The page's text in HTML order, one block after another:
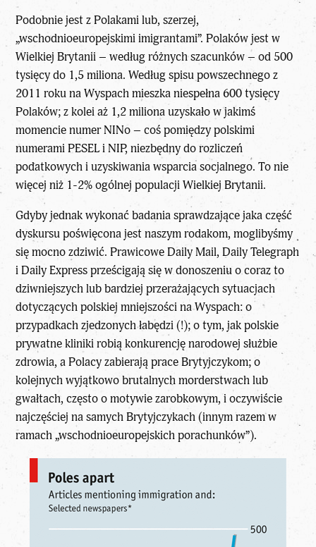
Podobnie jest z Polakami lub, szerzej,
„wschodnioeuropejskimi imigrantami”. Polaków jest w
Wielkiej Brytanii – według różnych szacunków – od 500
tysięcy do 1,5 miliona. Według spisu powszechnego z
2011 roku na Wyspach mieszka niespełna 600 tysięcy
Polaków; z kolei aż 1,2 miliona uzyskało w jakimś
momencie numer NINo – coś pomiędzy polskimi
numerami PESEL i NIP, niezbędny do rozliczeń
podatkowych i uzyskiwania wsparcia socjalnego. To nie
więcej niż 1-2% ogólnej populacji Wielkiej Brytanii.
Gdyby jednak wykonać badania sprawdzające jaka część
dyskursu poświęcona jest naszym rodakom, moglibyśmy
się mocno zdziwić. Prawicowe Daily Mail, Daily Telegraph
i Daily Express prześcigają się w donoszeniu o coraz to
dziwniejszych lub bardziej przerażających sytuacjach
dotyczących polskiej mniejszości na Wyspach: o
przypadkach zjedzonych łabędzi (!); o tym, jak polskie
prywatne kliniki robią konkurencję narodowej służbie
zdrowia, a Polacy zabierają prace Brytyjczykom; o
kolejnych wyjątkowo brutalnych morderstwach lub
gwałtach, często o motywie zarobkowym, i oczywiście
najczęściej na samych Brytyjczykach (innym razem w
ramach „wschodnioeuropejskich porachunków”).